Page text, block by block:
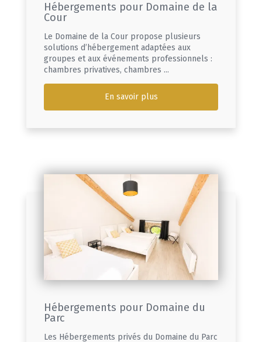
Hébergements pour Domaine de la
Cour
Le Domaine de la Cour propose plusieurs
solutions d’hébergement adaptées aux
groupes et aux événements professionnels :
chambres privatives, chambres ...
En savoir plus
Hébergements pour Domaine du
Parc
Les Hébergements privés du Domaine du Parc